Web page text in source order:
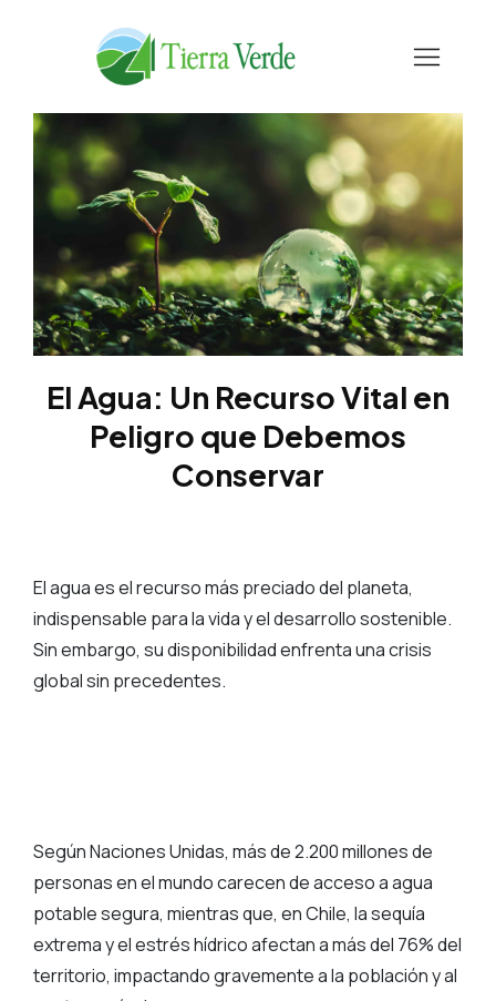
El Agua: Un Recurso Vital en
Peligro que Debemos
Conservar
El agua es el recurso más preciado del planeta,
indispensable para la vida y el desarrollo sostenible.
Sin embargo, su disponibilidad enfrenta una crisis
global sin precedentes.
Según Naciones Unidas, más de 2.200 millones de
personas en el mundo carecen de acceso a agua
potable segura, mientras que, en Chile, la sequía
extrema y el estrés hídrico afectan a más del 76% del
territorio, impactando gravemente a la población y al